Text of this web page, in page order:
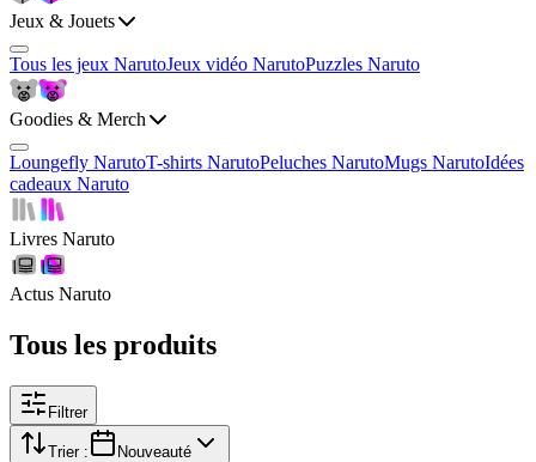
Jeux & Jouets
Tous les jeux NarutoJeux vidéo NarutoPuzzles Naruto
Goodies & Merch
Loungefly NarutoT-shirts NarutoPeluches NarutoMugs NarutoIdées
cadeaux Naruto
Livres Naruto
Actus Naruto
Tous les produits
Filtrer
Trier : Nouveauté